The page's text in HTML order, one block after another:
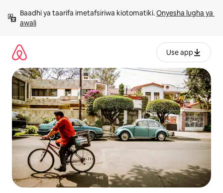
kwenda
kwenye
Baadhi ya taarifa imetafsiriwa kiotomatiki. Onyesha lugha ya
awali
Use app